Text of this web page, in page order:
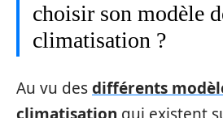
choisir son modèle
climatisation ?
Au vu desdifférents
climatisation qui existent